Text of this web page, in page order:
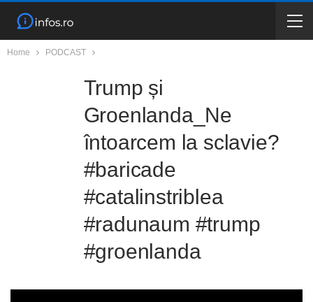
Home PODCAST
Trump și
Groenlanda_Ne
întoarcem la sclavie?
#baricade
#catalinstriblea
#radunaum #trump
#groenlanda